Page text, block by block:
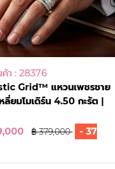
า : 28376
Grid™ แหวนเพชรชาย
ลี่ยมโมเดิร์น 4.50 กะรัต |
฿ 379,000
- 37